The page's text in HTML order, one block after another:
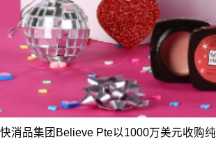
快消品集团Believe Pte以1000万美元收购